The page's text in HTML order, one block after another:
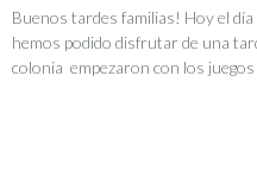
Buenos tardes familias! Hoy el
hemos podido disfrutar de una
colonia empezaron con los juegos